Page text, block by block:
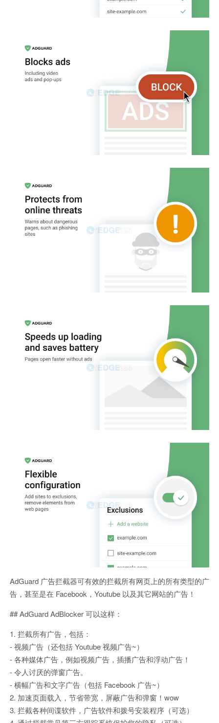
AdGuard 广告拦截器可有效的拦截所有网页上的所有类型的广
告，甚至是在 Facebook，Youtube 以及其它网站的广告！
## AdGuard AdBlocker 可以这样：
1. 拦截所有广告，包括：
- 视频广告（还包括 Youtube 视频广告~）
- 各种媒体广告，例如视频广告，插播广告和浮动广告！
- 令人讨厌的弹窗广告。
- 横幅广告和文字广告（包括 Facebook 广告~）
2. 加速页面载入，节省带宽，屏蔽广告和弹窗！wow
3. 拦截各种间谍软件，广告软件和拨号安装程序（可选）